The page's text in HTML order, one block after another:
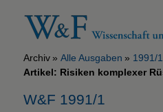
Archiv Alle Ausgaben
1991/1
Artikel: Risiken komplexer
W&F 1991/1